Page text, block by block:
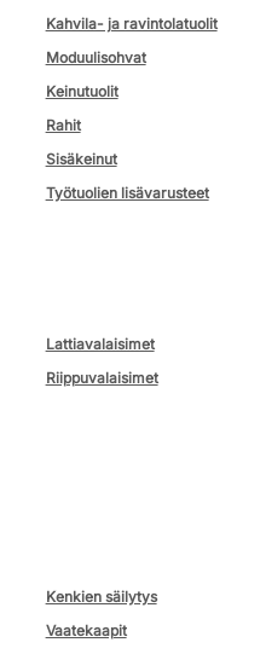
Kahvila- ja ravintolatuolit
Moduulisohvat
Keinutuolit
Rahit
Sisäkeinut
Työtuolien lisävarusteet
Lattiavalaisimet
Riippuvalaisimet
Kenkien säilytys
Vaatekaapit